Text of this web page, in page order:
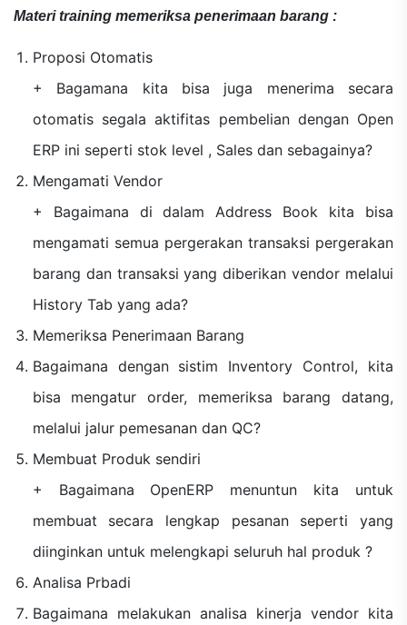
Materitraining memeriksa penerimaan barang :
Proposi Otomatis
+ Bagamana kita bisa juga menerima secara
otomatis segala aktifitas pembelian dengan Open
ERP ini seperti stok level , Sales dan sebagainya?
Mengamati Vendor
+ Bagaimana di dalam Address Book kita bisa
mengamati semua pergerakan transaksi pergerakan
barang dan transaksi yang diberikan vendor melalui
History Tab yang ada?
Memeriksa Penerimaan Barang
Bagaimana dengan sistim Inventory Control, kita
bisa mengatur order, memeriksa barang datang,
melalui jalur pemesanan dan QC?
Membuat Produk sendiri
+ Bagaimana OpenERP menuntun kita untuk
membuat secara lengkap pesanan seperti yang
diinginkan untuk melengkapi seluruh hal produk ?
Analisa Prbadi
Bagaimana melakukan analisa kinerja vendor kita